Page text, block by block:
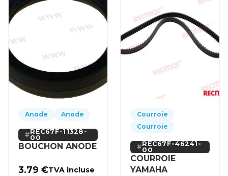
Anode Anode
REC67F-11328-
00
BOUCHON ANODE
3.79€TVA incluse
Courroie
Courroie
REC67F-46241-
00
COURROIE
YAMAHA